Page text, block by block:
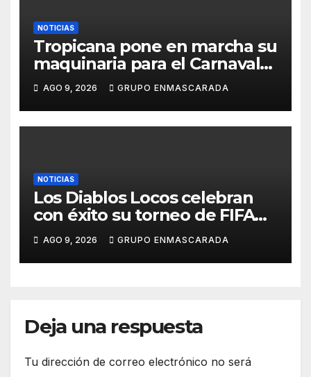
NOTICIAS
Tropicana pone en marcha su
maquinaria para el Carnaval
2027 con los primeros
ensayos de Lucas Darias
AGO 9, 2026 GRUPO ENMASCARADA
NOTICIAS
Los Diablos Locos celebran
con éxito su torneo de FIFA
durante el verano
AGO 9, 2026 GRUPO ENMASCARADA
Deja una respuesta
Tu dirección de correo electrónico no será